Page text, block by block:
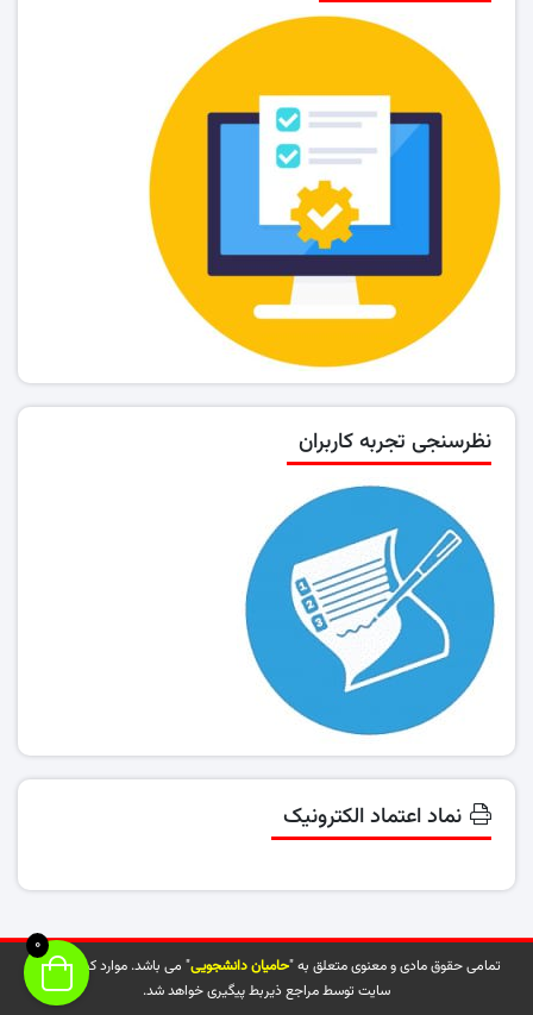
نظرسنجی تجربه کاربران
نماد اعتماد الکترونیک
تمامی حقوق مادی و معنوی متعلق به "حامیان دانشجویی" می باشد. موارد کپی شده از
سایت توسط مراجع ذیربط پیگیری خواهد شد.
0